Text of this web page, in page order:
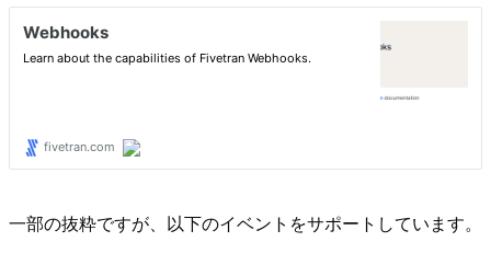
一部の抜粋ですが、以下のイベントをサポートしています。